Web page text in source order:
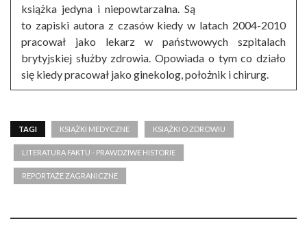
książka jedyna i niepowtarzalna. Są
to zapiski autora z czasów kiedy w latach 2004-2010
pracował jako lekarz w państwowych szpitalach
brytyjskiej służby zdrowia. Opowiada o tym co działo
się kiedy pracował jako ginekolog, położnik i chirurg.
TAGI KSIĄŻKI MEDYCZNE KSIĄŻKI O ZDROWIU
LITERATURA FAKTU - PRAWDZIWE HISTORIE
REPORTAŻE ZAGRANICZNE